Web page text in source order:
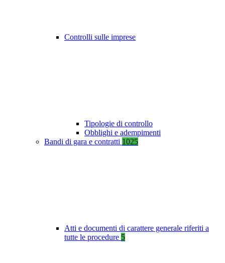
Controlli sulle imprese
Tipologie di controllo
Obblighi e adempimenti
Bandi di gara e contratti 1025
Atti e documenti di carattere generale riferiti a
tutte le procedure 5